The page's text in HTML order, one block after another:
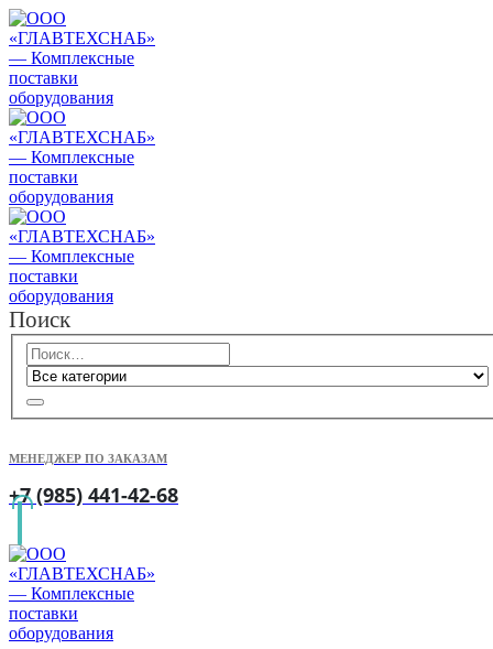
Поиск
МЕНЕДЖЕР ПО ЗАКАЗАМ
+7 (985) 441-42-68